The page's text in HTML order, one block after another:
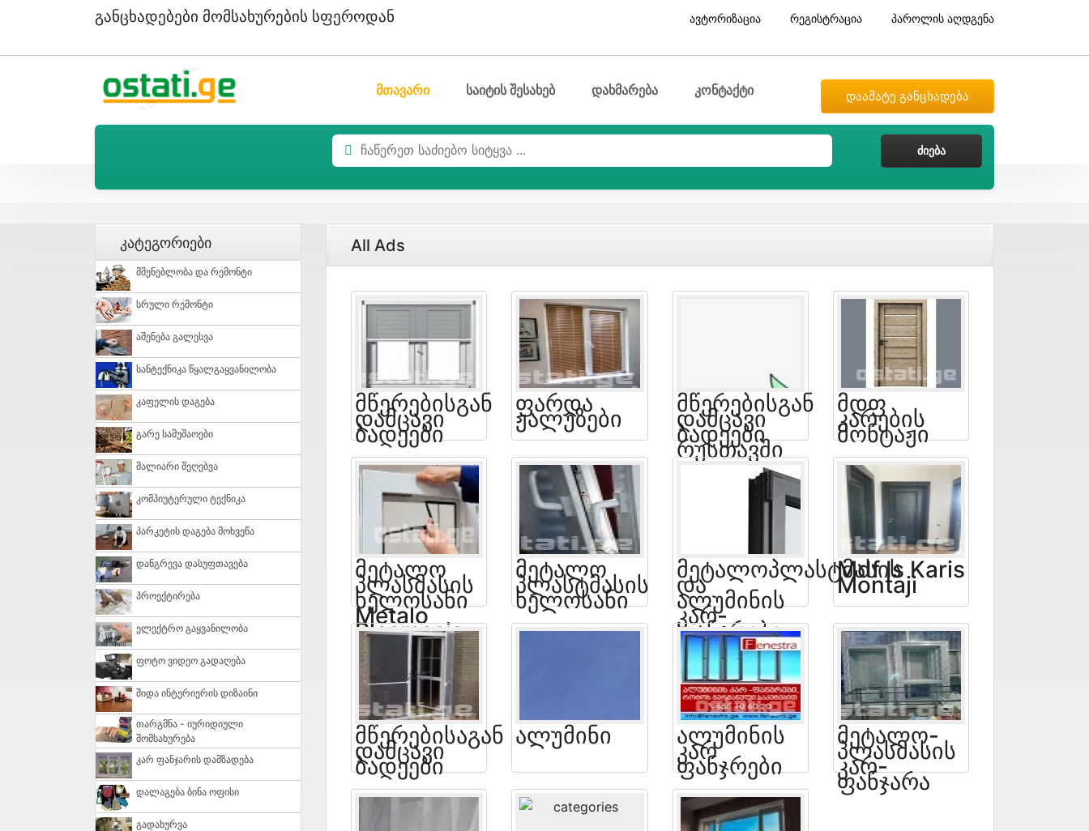
Განცხადებები Მომსახურების Სფეროდან ავტორიზაცია რეგისტრაცია პაროლის აღდგენა
მთავარი საიტის შესახებ დახმარება კონტაქტი დაამატე განცხადება
All Ads
Მწერებისგან
Დამცავი
Ბადეები
Ფარდა
Ჟალუზები
Მწერებისგან
Დამცავი
Ბადეები
Რუსთავში
Მდფ
Კარების
Მონტაჟი
Მეტალო
Პლასმასის
Ხელოსანი
Metalo
Plasmasis
Xelosani
Მეტალო
Პლასტმასის
Ხელოსანი
Მეტალოპლასტმასის
Და
Ალუმინის
Კარ-
Ფანჯრები
Mdf Is Karis
Montaji
Მწერებისაგან
Დამცავი
Ბადეები
Ალუმინი Ალუმინის
Კარ
Ფანჯრები
Მეტალო-
Პლასმასის
Კარ-
Ფანჯარა
Კატეგორიები
Მშენებლობა Და Რემონტი
Სრული Რემონტი
Აშენება Გალესვა
Სანტექნიკა Წყალგაყვანილობა
Კაფელის Დაგება
Გარე Სამუშაოები
Მალიარი Შეღებვა
Კომპიუტერული Ტექნიკა
Პარკეტის Დაგება Მოხვეწა
Დანგრევა Დასუფთავება
Პროექტირება
Ელექტრო Გაყვანილობა
Ფოტო Ვიდეო Გადაღება
Შიდა Ინტერიერის Დიზაინი
Თარგმნა - Იურიდიული
Მომსახურება
Კარ Ფანჯარის Დამზადება
Დალაგება Ბინა Ოფისი
Გადახურვა